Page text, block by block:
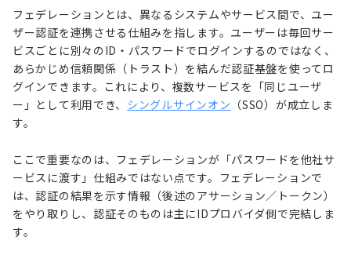
フェデレーションとは、異なるシステムやサービス間で、ユー
ザー認証を連携させる仕組みを指します。ユーザーは毎回サー
ビスごとに別々のID・パスワードでログインするのではなく、
あらかじめ信頼関係（トラスト）を結んだ認証基盤を使ってロ
グインできます。これにより、複数サービスを「同じユーザ
ー」として利用でき、 シングルサインオン （SSO）が成立しま
す。
ここで重要なのは、フェデレーションが「パスワードを他社サ
ービスに渡す」仕組みではない点です。フェデレーションで
は、認証の結果を示す情報（後述のアサーション／トークン）
をやり取りし、認証そのものは主にIDプロバイダ側で完結しま
す。